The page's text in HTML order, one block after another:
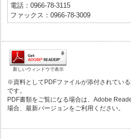
電話：0966-78-3115
ファックス：0966-78-3009
新しいウィンドウで表示
※資料としてPDFファイルが添付されてい
です。
PDF書類をご覧になる場合は、Adobe
場合、最新バージョンをご利用ください。